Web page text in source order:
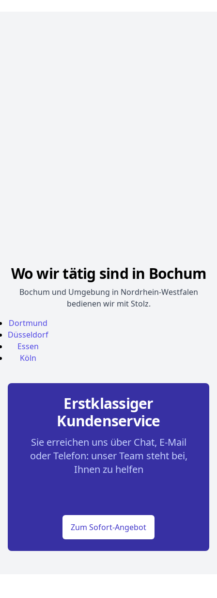
Wo wir tätig sind in Bochum
Bochum und Umgebung in Nordrhein-Westfalen
bedienen wir mit Stolz.
Dortmund
Düsseldorf
Essen
Köln
Erstklassiger
Kundenservice
Sie erreichen uns über Chat, E-Mail
oder Telefon: unser Team steht bei,
Ihnen zu helfen
Zum Sofort-Angebot